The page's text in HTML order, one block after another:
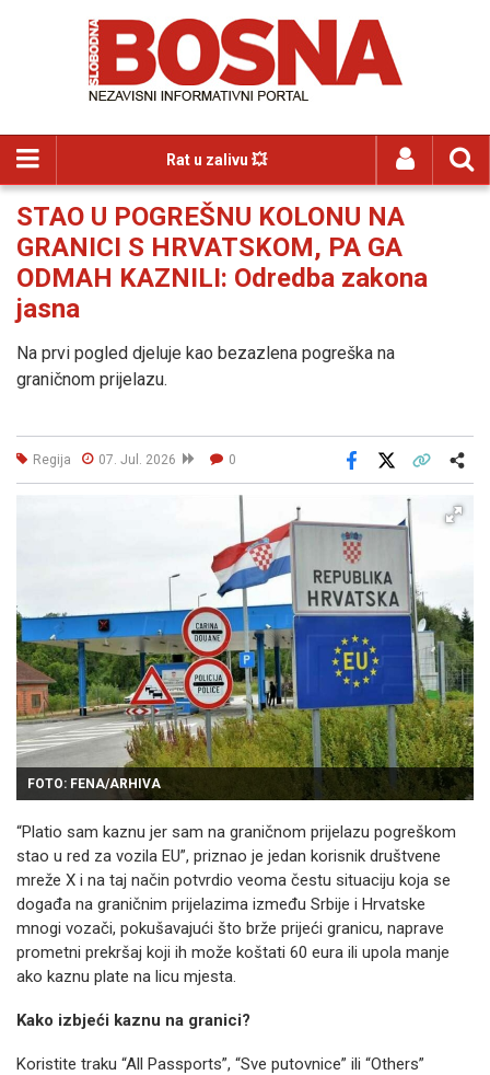
Rat u zalivu 💥
STAO U POGREŠNU KOLONU NA
GRANICI S HRVATSKOM, PA GA
ODMAH KAZNILI: Odredba zakona
jasna
Na prvi pogled djeluje kao bezazlena pogreška na
graničnom prijelazu.
Regija 07. Jul. 2026 0
Facebook
FOTO: FENA/ARHIVA
“Platio sam kaznu jer sam na graničnom prijelazu pogreškom
stao u red za vozila EU”, priznao je jedan korisnik društvene
mreže X i na taj način potvrdio veoma čestu situaciju koja se
događa na graničnim prijelazima između Srbije i Hrvatske
mnogi vozači, pokušavajući što brže prijeći granicu, naprave
prometni prekršaj koji ih može koštati 60 eura ili upola manje
ako kaznu plate na licu mjesta.
Kako izbjeći kaznu na granici?
Koristite traku “All Passports”, “Sve putovnice” ili “Others”